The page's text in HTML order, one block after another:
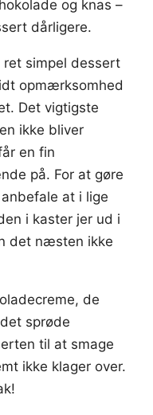
og knas –
dårligere.
ret simpel dessert
opmærksomhed
Det vigtigste
ikke bliver
en fin
på. For at gøre
at i lige
i kaster jer ud i
det næsten ikke
de
sprøde
til at smage
ikke klager over.